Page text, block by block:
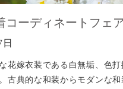
コーディネートフェ
花嫁衣装である白無垢、色
古典的な和装からモダンな